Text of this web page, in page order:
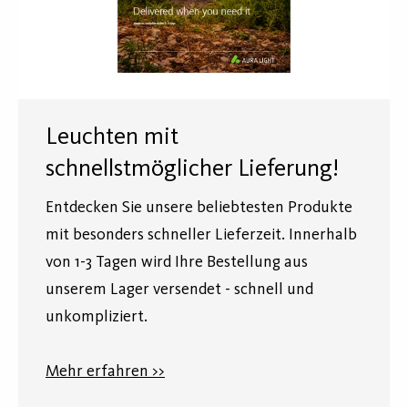
Leuchten mit
schnellstmöglicher Lieferung!
Entdecken Sie unsere beliebtesten Produkte
mit besonders schneller Lieferzeit. Innerhalb
von 1-3 Tagen wird Ihre Bestellung aus
unserem Lager versendet - schnell und
unkompliziert.
Mehr erfahren >>